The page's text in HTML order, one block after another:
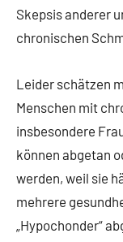
Skepsis anderer
chronischen
Leider schätzen
Menschen mit
insbesondere
können abgetan
werden, weil sie
mehrere
„Hypochonder“